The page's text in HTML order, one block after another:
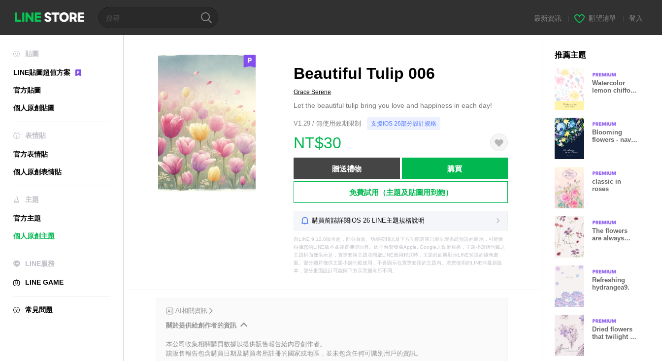
最新資訊 願望清單 登入
貼圖
LINE貼圖超值方案
官方貼圖
個人原創貼圖
表情貼
官方表情貼
個人原創表情貼
主題
官方主題
個人原創主題
LINE服務
LINE GAME
常見問題
Beautiful Tulip 006
Grace Serene
Let the beautiful tulip bring you love and happiness in each day!
V1.29 / 無使用效期限制 支援iOS 26部分設計規格
NT$30
贈送禮物 購買
免費試用（主題及貼圖用到飽）
購買前請詳閱iOS 26 LINE主題規格說明
自LINE 9.12.0版本起，部分頁面、功能按鈕以及下方功能選單只能呈現系統預設的圖示，可能會
根據您的LINE版本及裝置機型而異。因平台開發商Apple, Google之政策規格，主題小舖所刊載之
主題封面僅供示意，實際套用主題並開啟LINE應用程式時，主題封面將顯示LINE預設的綠色畫
面。部分圖片僅供主題小舖刊載使用，不會顯示在實際套用的主題內。若您使用的LINE非最新版
本，部分畫面設計可能與下方示意圖有所不同。
AI相關資訊
關於提供給創作者的資訊
本公司收集相關購買數據以提供販售報告給內容創作者。
該販售報告包含購買日期及購買者所註冊的國家或地區，並未包含任何可識別用戶的資訊。
推薦主題
Watercolor
lemon chiffon
Blooming
flowers - navy
classic in
roses
The flowers
are always
Refreshing
hydrangea9.
Dried flowers
that twilight in